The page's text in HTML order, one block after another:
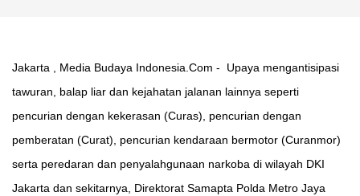
Jakarta , Media Budaya Indonesia.Com - Upaya mengantisipasi
tawuran, balap liar dan kejahatan jalanan lainnya seperti
pencurian dengan kekerasan (Curas), pencurian dengan
pemberatan (Curat), pencurian kendaraan bermotor (Curanmor)
serta peredaran dan penyalahgunaan narkoba di wilayah DKI
Jakarta dan sekitarnya, Direktorat Samapta Polda Metro Jaya